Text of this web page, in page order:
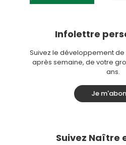
Infolettre
Suivez le développement
après semaine, de votre
ans.
Je
Suivez Naître